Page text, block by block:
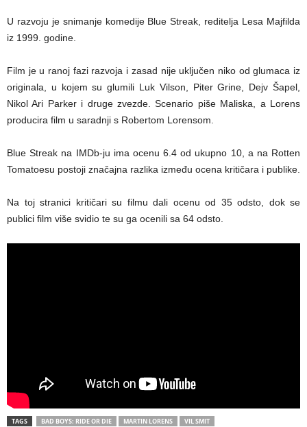
U razvoju je snimanje komedije Blue Streak, reditelja Lesa Majfilda
iz 1999. godine.
Film je u ranoj fazi razvoja i zasad nije uključen niko od glumaca iz
originala, u kojem su glumili Luk Vilson, Piter Grine, Dejv Šapel,
Nikol Ari Parker i druge zvezde. Scenario piše Maliska, a Lorens
producira film u saradnji s Robertom Lorensom.
Blue Streak na IMDb-ju ima ocenu 6.4 od ukupno 10, a na Rotten
Tomatoesu postoji značajna razlika između ocena kritičara i publike.
Na toj stranici kritičari su filmu dali ocenu od 35 odsto, dok se
publici film više svidio te su ga ocenili sa 64 odsto.
TAGS BAD BOYS: RIDE OR DIE MARTIN LORENS VIL SMIT